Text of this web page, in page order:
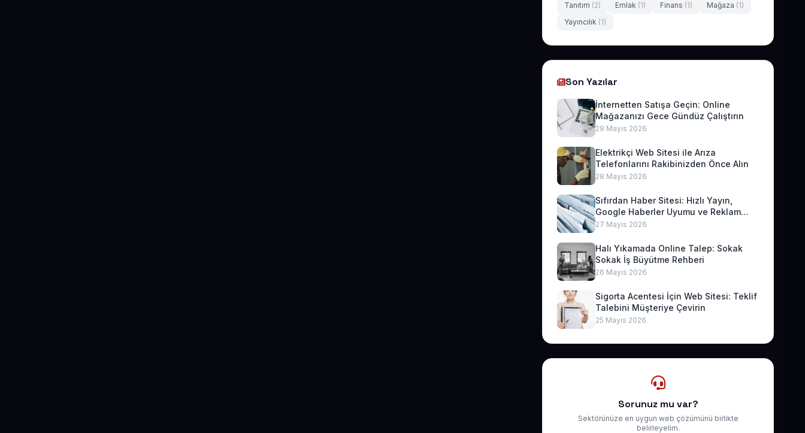
Tanıtım (2) Emlak (1) Finans (1) Mağaza (1)
Yayıncılık (1)
Son Yazılar
İnternetten Satışa Geçin: Online
Mağazanızı Gece Gündüz Çalıştırın
29 Mayıs 2026
Elektrikçi Web Sitesi ile Arıza
Telefonlarını Rakibinizden Önce Alın
28 Mayıs 2026
Sıfırdan Haber Sitesi: Hızlı Yayın,
Google Haberler Uyumu ve Reklam
Geliri
27 Mayıs 2026
Halı Yıkamada Online Talep: Sokak
Sokak İş Büyütme Rehberi
26 Mayıs 2026
Sigorta Acentesi İçin Web Sitesi: Teklif
Talebini Müşteriye Çevirin
25 Mayıs 2026
Sorunuz mu var?
Sektörünüze en uygun web çözümünü birlikte
belirleyelim.